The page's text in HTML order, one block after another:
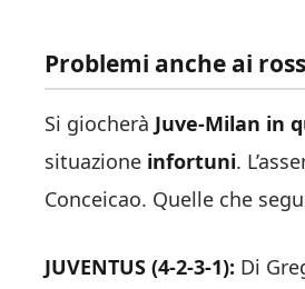
Problemi anche ai
Si giocherà Juve-Milan in
situazione infortuni.
Conceicao. Quelle che
JUVENTUS (4-2-3-1): Di